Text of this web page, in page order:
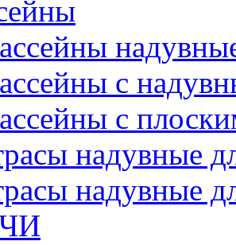
с
с
надувные
надувные